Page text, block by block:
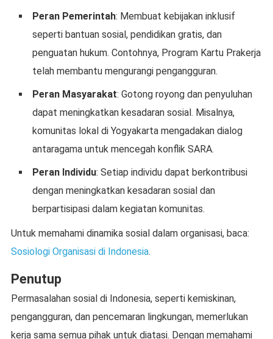
Peran Pemerintah: Membuat kebijakan inklusif
seperti bantuan sosial, pendidikan gratis, dan
penguatan hukum. Contohnya, Program Kartu Prakerja
telah membantu mengurangi pengangguran.
Peran Masyarakat: Gotong royong dan penyuluhan
dapat meningkatkan kesadaran sosial. Misalnya,
komunitas lokal di Yogyakarta mengadakan dialog
antaragama untuk mencegah konflik SARA.
Peran Individu: Setiap individu dapat berkontribusi
dengan meningkatkan kesadaran sosial dan
berpartisipasi dalam kegiatan komunitas.
Untuk memahami dinamika sosial dalam organisasi, baca:
Sosiologi Organisasi di Indonesia.
Penutup
Permasalahan sosial di Indonesia, seperti kemiskinan,
pengangguran, dan pencemaran lingkungan, memerlukan
kerja sama semua pihak untuk diatasi. Dengan memahami